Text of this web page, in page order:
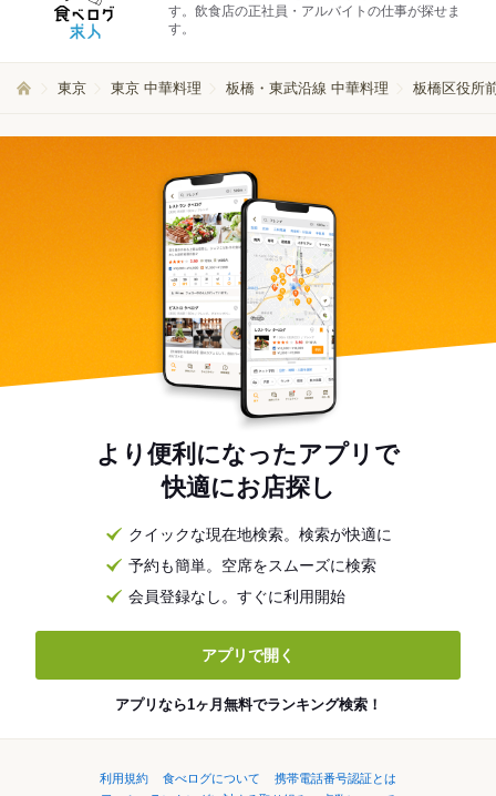
す。飲食店の正社員・アルバイトの仕事が探せま
す。
東京 東京 中華料理 板橋・東武沿線 中華料理 板橋区役所
より便利になったアプリで
快適にお店探し
クイックな現在地検索。検索が快適に
予約も簡単。空席をスムーズに検索
会員登録なし。すぐに利用開始
アプリで開く
アプリなら1ヶ月無料でランキング検索！
利用規約 食べログについて
携帯電話番号認証とは